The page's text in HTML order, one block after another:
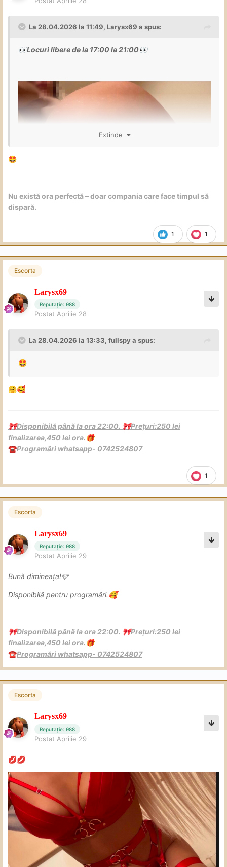
La 28.04.2026 la 11:49, Larysx69 a spus:
👀Locuri libere de la 17:00 la 21:00👀
Extinde
🤩
1 1
Nu există ora perfectă – doar compania care face timpul să
dispară.
Escorta
Larysx69
Reputație: 988
Postat Aprilie 28
La 28.04.2026 la 13:33, fullspya spus:
🤩
🤗🥰
1
🎀Disponibilă până la ora 22:00. 🎀Prețuri:250 lei
finalizarea,450 lei ora.🎁
☎️Programări whatsapp- 0742524807
Escorta
Larysx69
Reputație: 988
Postat Aprilie 29
Bună dimineața!🩷
Disponibilă pentru programări.🥰
🎀Disponibilă până la ora 22:00. 🎀Prețuri:250 lei
finalizarea,450 lei ora.🎁
☎️Programări whatsapp- 0742524807
Escorta
Larysx69
Reputație: 988
Postat Aprilie 29
💋💋